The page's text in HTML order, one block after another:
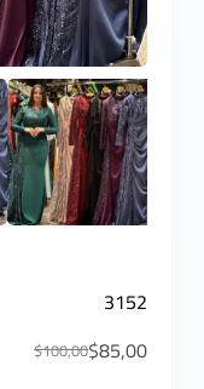
3152
$100,00$85,00